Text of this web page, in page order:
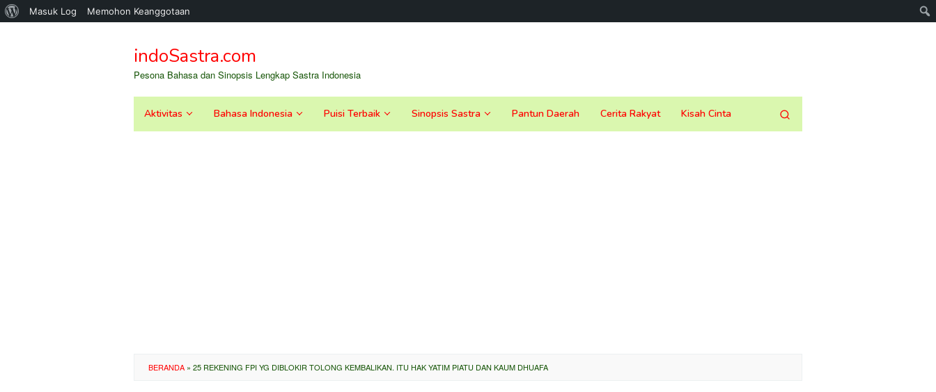
Tentang
Masuk Log Memohon Keanggotaan
kontenindoSastra.com
Pesona Bahasa dan Sinopsis Lengkap Sastra Indonesia
Aktivitas Bahasa Indonesia Puisi Terbaik Sinopsis Sastra Pantun Daerah Cerita Rakyat Kisah Cinta
BERANDA » 25 REKENING FPI YG DIBLOKIR TOLONG KEMBALIKAN. ITU HAK YATIM PIATU DAN KAUM DHUAFA